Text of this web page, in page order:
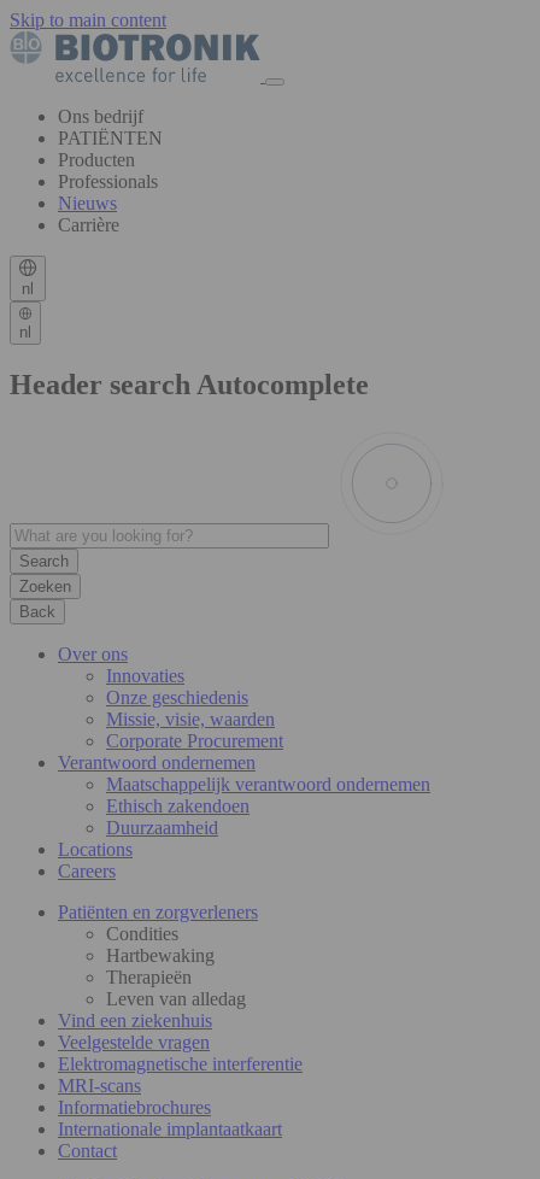
Skip to main content
Ons bedrijf
PATIËNTEN
Producten
Professionals
Nieuws
Carrière
nl
nl
Header search Autocomplete
Zoeken
Back
Over ons
Innovaties
Onze geschiedenis
Missie, visie, waarden
Corporate Procurement
Verantwoord ondernemen
Maatschappelijk verantwoord ondernemen
Ethisch zakendoen
Duurzaamheid
Locations
Careers
Patiënten en zorgverleners
Condities
Hartbewaking
Therapieën
Leven van alledag
Vind een ziekenhuis
Veelgestelde vragen
Elektromagnetische interferentie
MRI-scans
Informatiebrochures
Internationale implantaatkaart
Contact